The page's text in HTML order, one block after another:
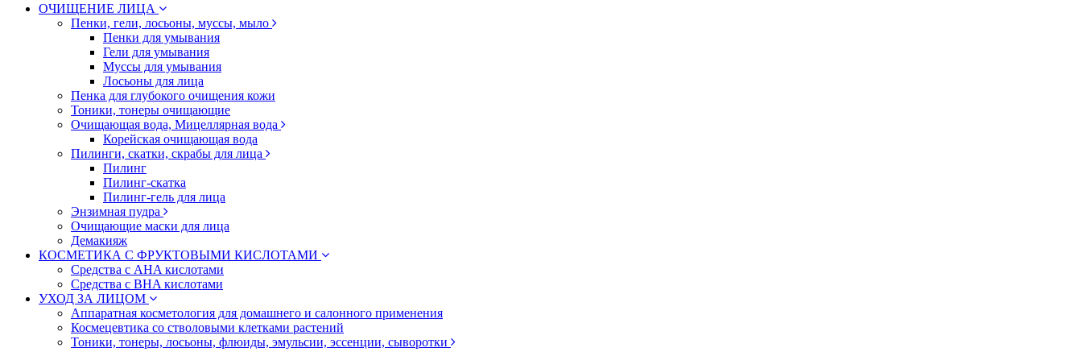
ОЧИЩЕНИЕ ЛИЦА
Пенки, гели, лосьоны, муссы, мыло
Пенки для умывания
Гели для умывания
Муссы для умывания
Лосьоны для лица
Пенка для глубокого очищения кожи
Тоники, тонеры очищающие
Очищающая вода, Мицеллярная вода
Корейская очищающая вода
Пилинги, скатки, скрабы для лица
Пилинг
Пилинг-скатка
Пилинг-гель для лица
Энзимная пудра
Очищающие маски для лица
Демакияж
КОСМЕТИКА С ФРУКТОВЫМИ КИСЛОТАМИ
Средства с AHA кислотами
Средства с BHA кислотами
УХОД ЗА ЛИЦОМ
Аппаратная косметология для домашнего и салонного применения
Космецевтика со стволовыми клетками растений
Тоники, тонеры, лосьоны, флюиды, эмульсии, эссенции, сыворотки